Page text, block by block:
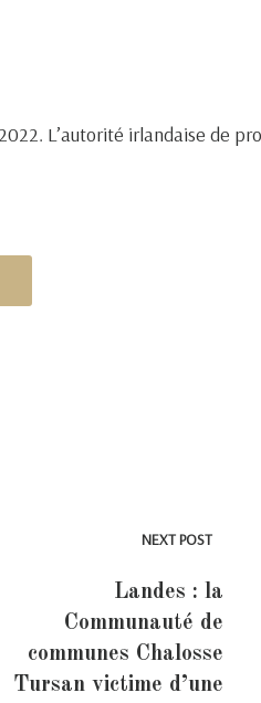
L’autorité irlandaise de
NEXT POST
Landes : la
Communauté de
communes Chalosse
Tursan victime d’une